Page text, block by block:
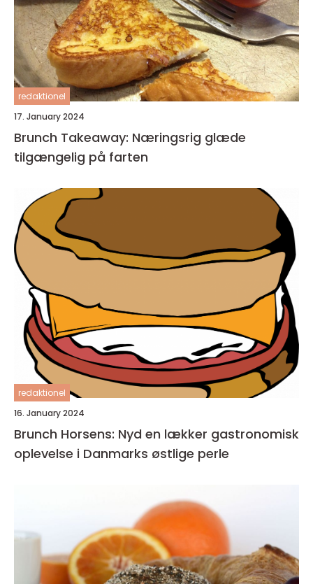
redaktionel
17. January 2024
Brunch Takeaway: Næringsrig glæde
tilgængelig på farten
redaktionel
16. January 2024
Brunch Horsens: Nyd en lækker gastronomisk
oplevelse i Danmarks østlige perle